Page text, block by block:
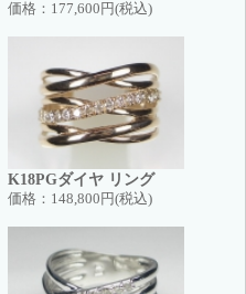
価格： 177,600円(税込)
K18PGダイヤ リング
価格： 148,800円(税込)